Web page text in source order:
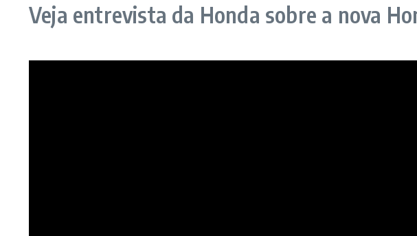
Veja entrevista da Honda sobre a nova